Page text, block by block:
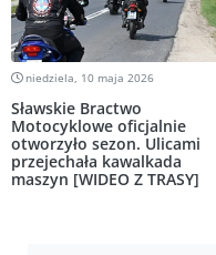
niedziela, 10 maja 2026
Sławskie Bractwo
Motocyklowe oficjalnie
otworzyło sezon. Ulicami
przejechała kawalkada
maszyn [WIDEO Z TRASY]